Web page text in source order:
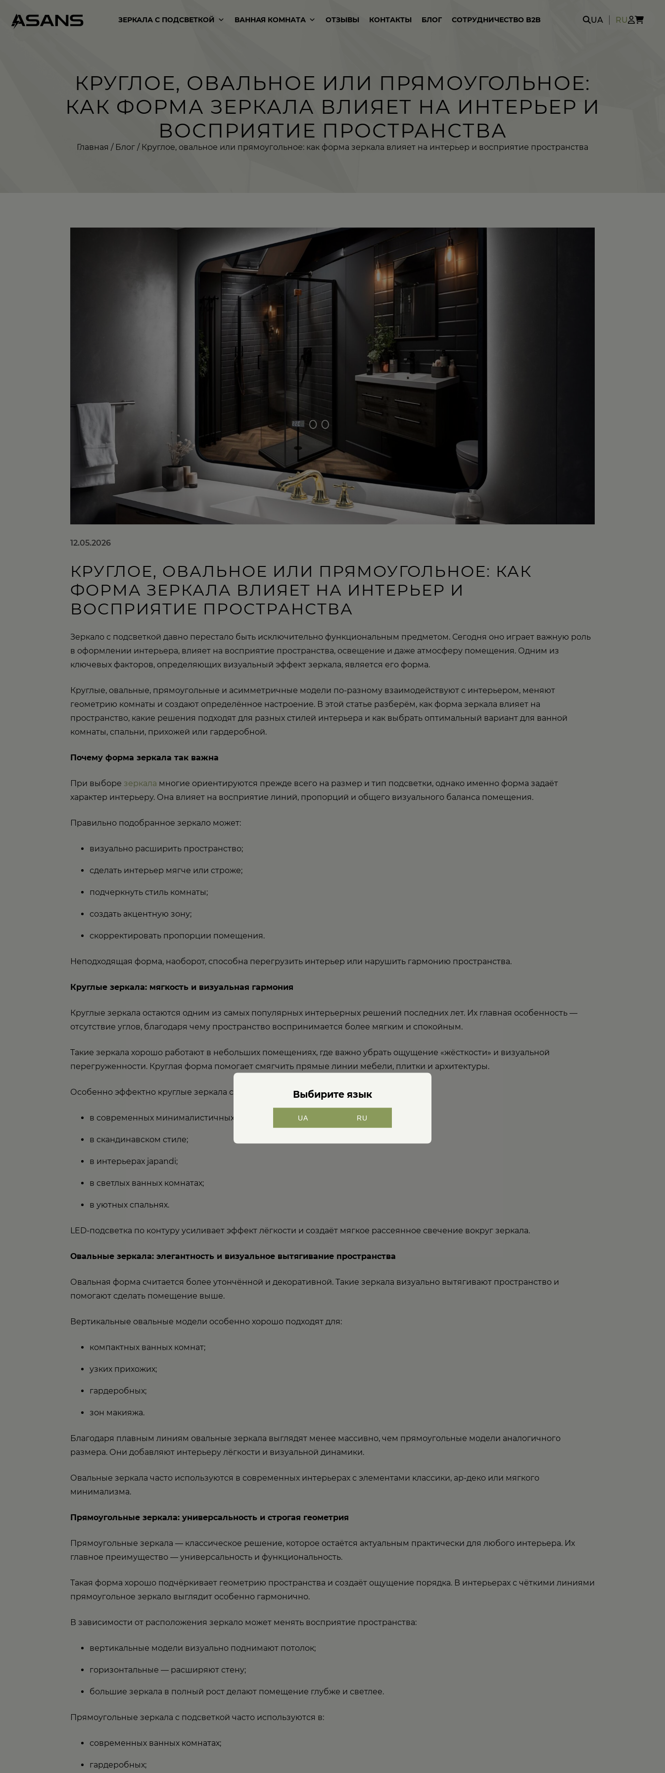
ЗЕРКАЛА С ПОДСВЕТКОЙ ВАННАЯ КОМНАТА ОТЗЫВЫ КОНТАКТЫ БЛОГ СОТРУДНИЧЕСТВО B2Bfor:
UA RU
КРУГЛОЕ, ОВАЛЬНОЕ ИЛИ ПРЯМОУГОЛЬНОЕ:
КАК ФОРМА ЗЕРКАЛА ВЛИЯЕТ НА ИНТЕРЬЕР И
ВОСПРИЯТИЕ ПРОСТРАНСТВА
Главная / Блог / Круглое, овальное или прямоугольное: как форма зеркала влияет на интерьер и восприятие пространства
12.05.2026
КРУГЛОЕ, ОВАЛЬНОЕ ИЛИ ПРЯМОУГОЛЬНОЕ: КАК
ФОРМА ЗЕРКАЛА ВЛИЯЕТ НА ИНТЕРЬЕР И
ВОСПРИЯТИЕ ПРОСТРАНСТВА
Зеркало с подсветкой давно перестало быть исключительно функциональным предметом. Сегодня оно играет важную роль
в оформлении интерьера, влияет на восприятие пространства, освещение и даже атмосферу помещения. Одним из
ключевых факторов, определяющих визуальный эффект зеркала, является его форма.
Круглые, овальные, прямоугольные и асимметричные модели по-разному взаимодействуют с интерьером, меняют
геометрию комнаты и создают определённое настроение. В этой статье разберём, как форма зеркала влияет на
пространство, какие решения подходят для разных стилей интерьера и как выбрать оптимальный вариант для ванной
комнаты, спальни, прихожей или гардеробной.
Почему форма зеркала так важна
При выборе зеркала многие ориентируются прежде всего на размер и тип подсветки, однако именно форма задаёт
характер интерьеру. Она влияет на восприятие линий, пропорций и общего визуального баланса помещения.
Правильно подобранное зеркало может:
визуально расширить пространство;
сделать интерьер мягче или строже;
подчеркнуть стиль комнаты;
создать акцентную зону;
скорректировать пропорции помещения.
Неподходящая форма, наоборот, способна перегрузить интерьер или нарушить гармонию пространства.
Круглые зеркала: мягкость и визуальная гармония
Круглые зеркала остаются одним из самых популярных интерьерных решений последних лет. Их главная особенность —
отсутствие углов, благодаря чему пространство воспринимается более мягким и спокойным.
Такие зеркала хорошо работают в небольших помещениях, где важно убрать ощущение «жёсткости» и визуальной
перегруженности. Круглая форма помогает смягчить прямые линии мебели, плитки и архитектуры.
Особенно эффектно круглые зеркала с подсветкой смотрятся:
в современных минималистичных интерьерах;
в скандинавском стиле;
в интерьерах japandi;
в светлых ванных комнатах;
в уютных спальнях.
LED-подсветка по контуру усиливает эффект лёгкости и создаёт мягкое рассеянное свечение вокруг зеркала.
Овальные зеркала: элегантность и визуальное вытягивание пространства
Овальная форма считается более утончённой и декоративной. Такие зеркала визуально вытягивают пространство и
помогают сделать помещение выше.
Вертикальные овальные модели особенно хорошо подходят для:
компактных ванных комнат;
узких прихожих;
гардеробных;
зон макияжа.
Благодаря плавным линиям овальные зеркала выглядят менее массивно, чем прямоугольные модели аналогичного
размера. Они добавляют интерьеру лёгкости и визуальной динамики.
Овальные зеркала часто используются в современных интерьерах с элементами классики, ар-деко или мягкого
минимализма.
Прямоугольные зеркала: универсальность и строгая геометрия
Прямоугольные зеркала — классическое решение, которое остаётся актуальным практически для любого интерьера. Их
главное преимущество — универсальность и функциональность.
Такая форма хорошо подчёркивает геометрию пространства и создаёт ощущение порядка. В интерьерах с чёткими линиями
прямоугольное зеркало выглядит особенно гармонично.
В зависимости от расположения зеркало может менять восприятие пространства:
вертикальные модели визуально поднимают потолок;
горизонтальные — расширяют стену;
большие зеркала в полный рост делают помещение глубже и светлее.
Прямоугольные зеркала с подсветкой часто используются в:
современных ванных комнатах;
гардеробных;
Выбирите язык
UA RU